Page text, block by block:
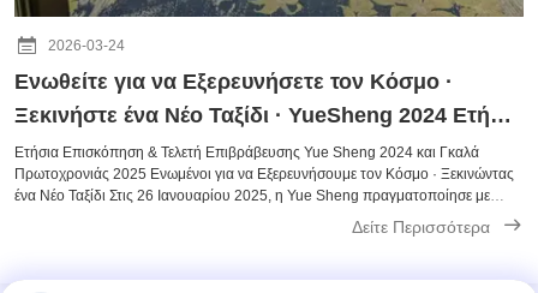
2026-03-24
Ενωθείτε για να Εξερευνήσετε τον Κόσμο ·
Ξεκινήστε ένα Νέο Ταξίδι · YueSheng 2024 Ετήσια
Επισκόπηση & 2025 Πρωτοχρονιάτικη Γιορτή
Ολοκληρώθηκε Επιτυχώς
Ετήσια Επισκόπηση & Τελετή Επιβράβευσης Yue Sheng 2024 και Γκαλά
Πρωτοχρονιάς 2025 Ενωμένοι για να Εξερευνήσουμε τον Κόσμο · Ξεκινώντας
ένα Νέο Ταξίδι Στις 26 Ιανουαρίου 2025, η Yue Sheng πραγματοποίησε με
επιτυχία την Ετήσια Επισκόπηση & Τελετή Επιβράβευσης 2024 και το Γκαλά
Δείτε Περισσότερα